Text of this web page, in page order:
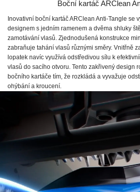
Boční kartáč ARClean
Inovativní boční kartáč ARClean Anti-Tangle se
designem s jedním ramenem a dvěma shluky
zamotávání vlasů. Zjednodušená konstrukce
zabraňuje tahání vlasů různými směry. Vnitřně
lopatek navíc využívá odstředivou sílu k
vlasů do sacího otvoru. Tento zakřivený design
bočního kartáče tím, že rozkládá a vyvažuje
ohýbání a kroucení.